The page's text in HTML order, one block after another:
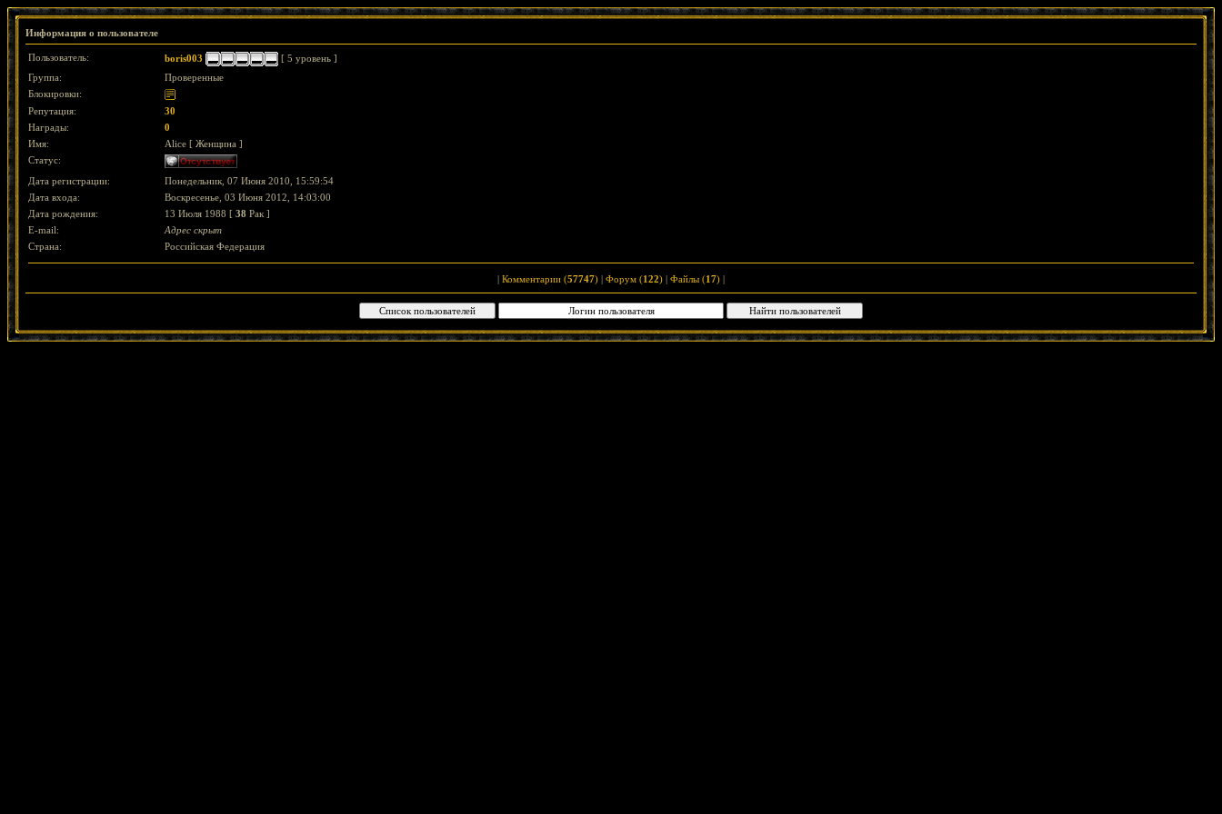
Информация о пользователе
Пользователь: boris003
[ 5 уровень ]
Группа:
Проверенные
Блокировки:
Репутация:
30
Награды:
0
Имя:
Alice [ Женщина ]
Статус:
Дата регистрации:
Понедельник, 07 Июня 2010, 15:59:54
Дата входа:
Воскресенье, 03 Июня 2012, 14:03:00
Дата рождения:
13 Июля 1988 [ 38 Рак ]
E-mail:
Адрес скрыт
Страна:
Российская Федерация
Комментарии (57747) Форум (122) Файлы (17)